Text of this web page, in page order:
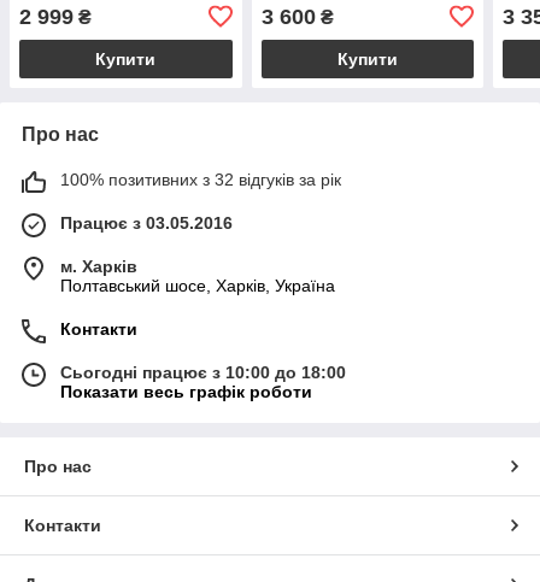
2 999 ₴
Купити
3 600₴
Купити
158
3
Про нас
100% позитивних з 32 відгуків за рік
Працює з 03.05.2016
м. Харків
Полтавський шосе, Харків, Україна
Контакти
Сьогодні працює з 10:00 до 18:00
Показати весь графік роботи
Про нас
Контакти